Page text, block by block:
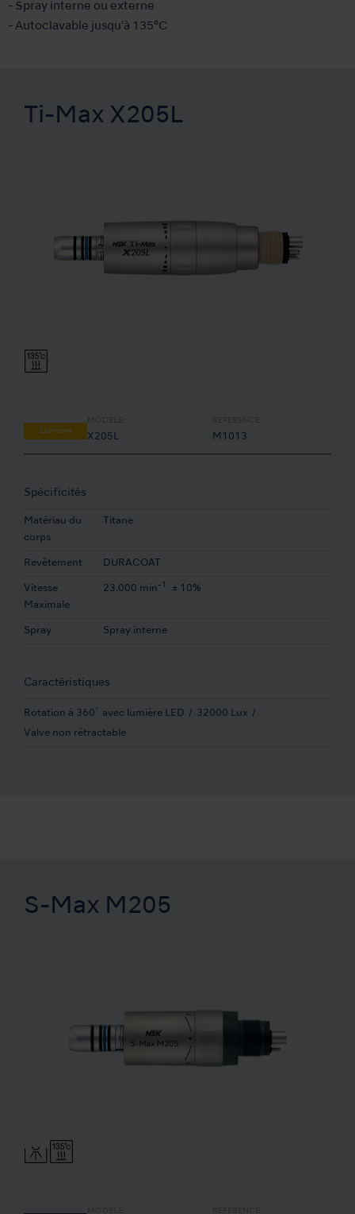
- Spray interne ou externe
- Autoclavable jusqu'à 135°C
Ti-Max X205L
Lumière
X205L M1013
Spécificités
Matériau du
corps
Titane
Revêtement DURACOAT
Vitesse
Maximale
23.000 min -1 ± 10%
Spray Spray interne
Caractéristiques
Rotation à 360ﾟ avec lumière LED 32000 Lux
Valve non rétractable
S-Max M205